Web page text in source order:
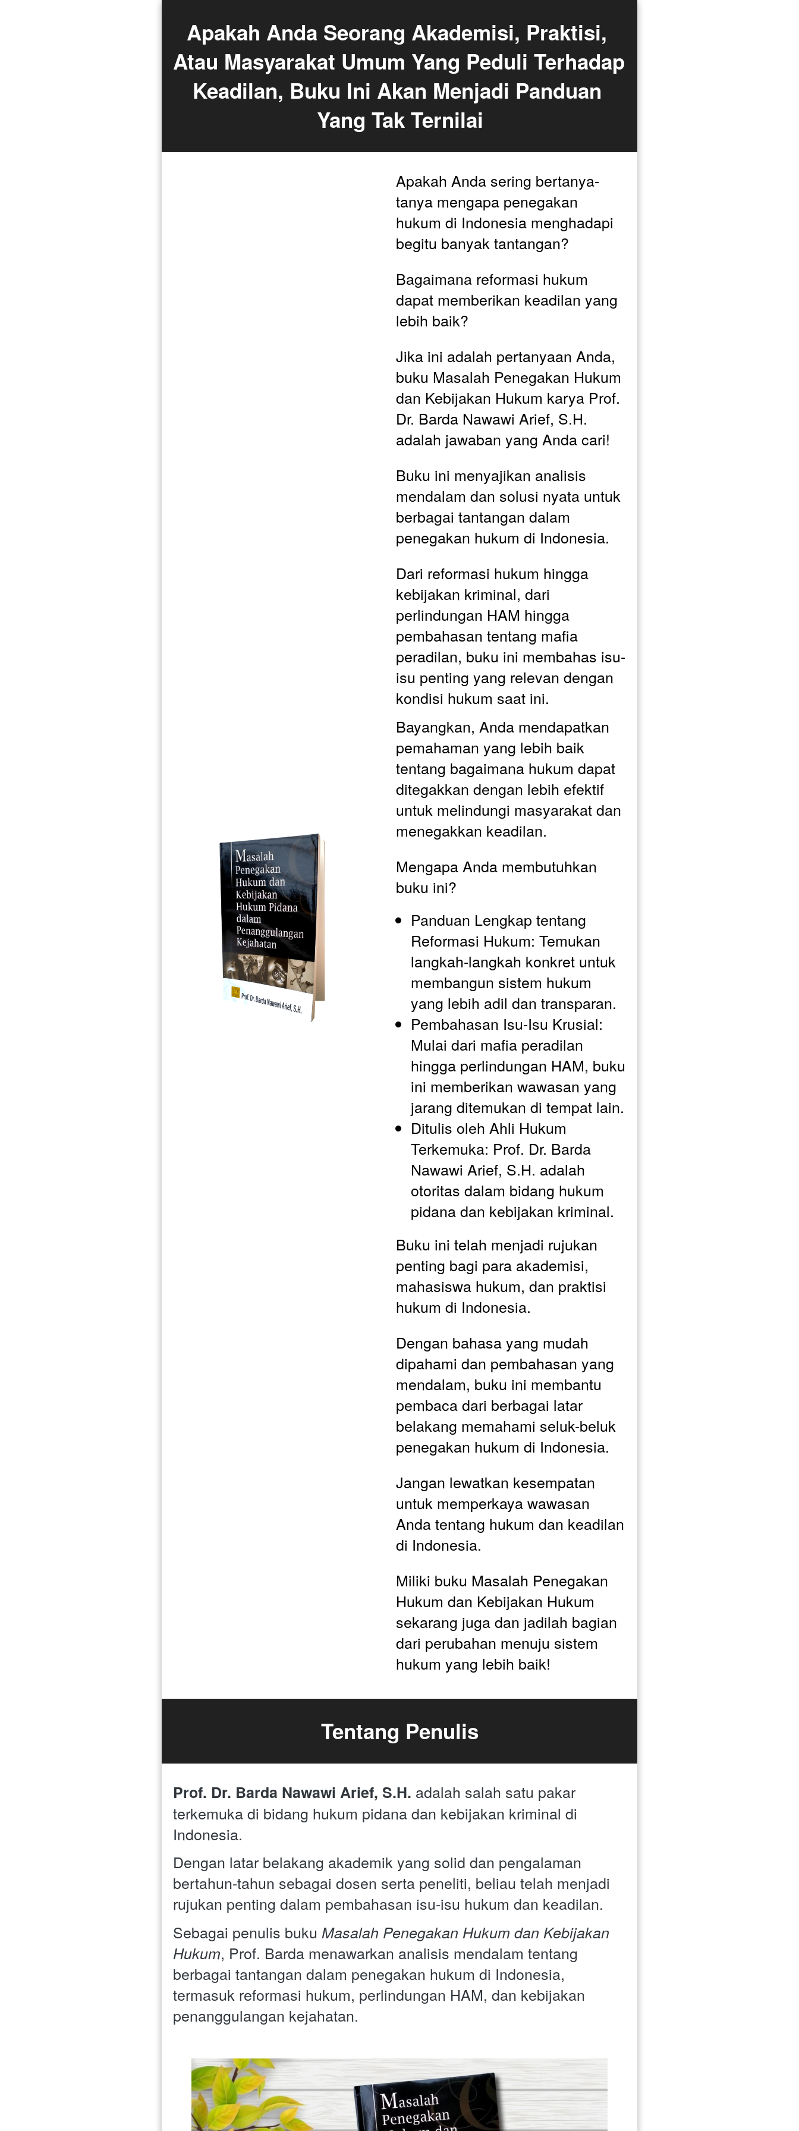
Apakah Anda Seorang Akademisi, Praktisi,
Atau Masyarakat Umum Yang Peduli Terhadap
Keadilan, Buku Ini Akan Menjadi Panduan
Yang Tak Ternilai
Apakah Anda sering bertanya-
tanya mengapa penegakan
hukum di Indonesia menghadapi
begitu banyak tantangan?
Bagaimana reformasi hukum
dapat memberikan keadilan yang
lebih baik?
Jika ini adalah pertanyaan Anda,
buku Masalah Penegakan Hukum
dan Kebijakan Hukum karya Prof.
Dr. Barda Nawawi Arief, S.H.
adalah jawaban yang Anda cari!
Buku ini menyajikan analisis
mendalam dan solusi nyata untuk
berbagai tantangan dalam
penegakan hukum di Indonesia.
Dari reformasi hukum hingga
kebijakan kriminal, dari
perlindungan HAM hingga
pembahasan tentang mafia
peradilan, buku ini membahas isu-
isu penting yang relevan dengan
kondisi hukum saat ini.
Bayangkan, Anda mendapatkan
pemahaman yang lebih baik
tentang bagaimana hukum dapat
ditegakkan dengan lebih efektif
untuk melindungi masyarakat dan
menegakkan keadilan.
Mengapa Anda membutuhkan
buku ini?
Panduan Lengkap tentang
Reformasi Hukum: Temukan
langkah-langkah konkret untuk
membangun sistem hukum
yang lebih adil dan transparan.
Pembahasan Isu-Isu Krusial:
Mulai dari mafia peradilan
hingga perlindungan HAM, buku
ini memberikan wawasan yang
jarang ditemukan di tempat lain.
Ditulis oleh Ahli Hukum
Terkemuka: Prof. Dr. Barda
Nawawi Arief, S.H. adalah
otoritas dalam bidang hukum
pidana dan kebijakan kriminal.
Buku ini telah menjadi rujukan
penting bagi para akademisi,
mahasiswa hukum, dan praktisi
hukum di Indonesia.
Dengan bahasa yang mudah
dipahami dan pembahasan yang
mendalam, buku ini membantu
pembaca dari berbagai latar
belakang memahami seluk-beluk
penegakan hukum di Indonesia.
Jangan lewatkan kesempatan
untuk memperkaya wawasan
Anda tentang hukum dan keadilan
di Indonesia.
Miliki buku Masalah Penegakan
Hukum dan Kebijakan Hukum
sekarang juga dan jadilah bagian
dari perubahan menuju sistem
hukum yang lebih baik!
Tentang Penulis
Prof. Dr. Barda Nawawi Arief, S.H. adalah salah satu pakar
terkemuka di bidang hukum pidana dan kebijakan kriminal di
Indonesia.
Dengan latar belakang akademik yang solid dan pengalaman
bertahun-tahun sebagai dosen serta peneliti, beliau telah menjadi
rujukan penting dalam pembahasan isu-isu hukum dan keadilan.
Sebagai penulis buku Masalah Penegakan Hukum dan Kebijakan
Hukum, Prof. Barda menawarkan analisis mendalam tentang
berbagai tantangan dalam penegakan hukum di Indonesia,
termasuk reformasi hukum, perlindungan HAM, dan kebijakan
penanggulangan kejahatan.